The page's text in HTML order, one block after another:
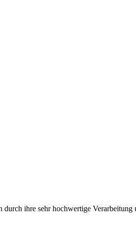
ihre sehr hochwertige Verarbeitung